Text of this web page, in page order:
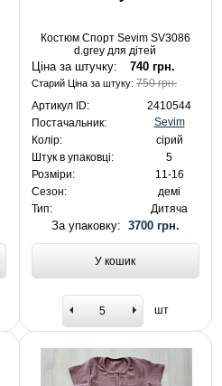
Костюм Спорт Sevim SV3086
d.grey для дітей
Ціна за штучку: 740 грн.
Старий Ціна за штуку:750 грн.
Артикул ID:
2410544
Постачальник:
Sevim
Колір:
сірий
Штук в упаковці:
5
Розміри:
11-16
Сезон:
демі
Тип:
Дитяча
За упаковку: 3700 грн.
У кошик
шт